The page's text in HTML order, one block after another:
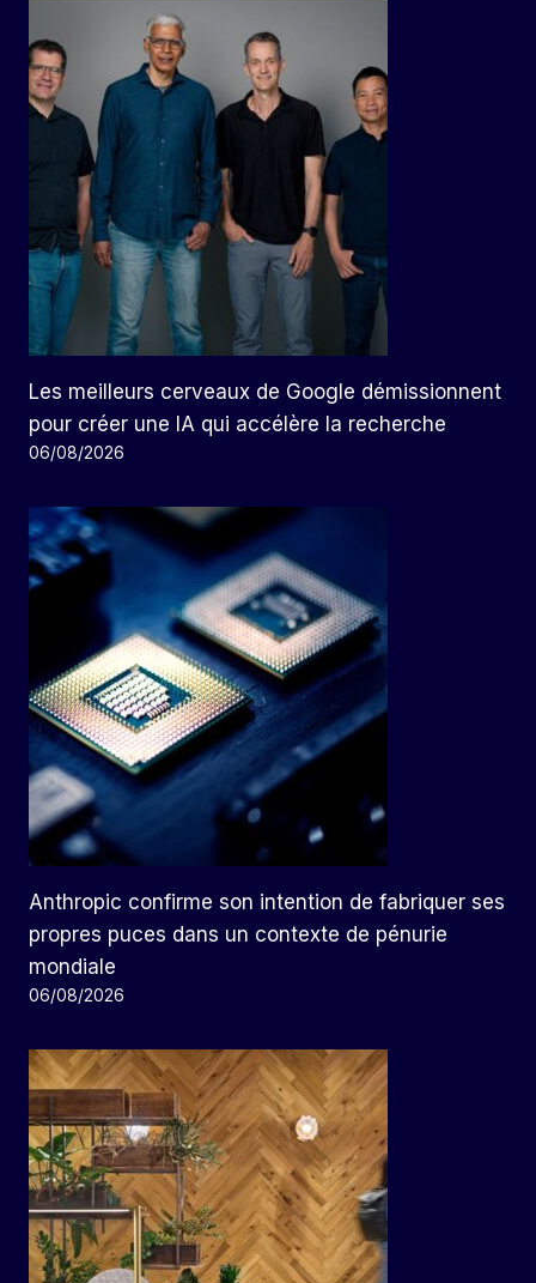
Les meilleurs cerveaux de Google démissionnent
pour créer une IA qui accélère la recherche
06/08/2026
Anthropic confirme son intention de fabriquer ses
propres puces dans un contexte de pénurie
mondiale
06/08/2026